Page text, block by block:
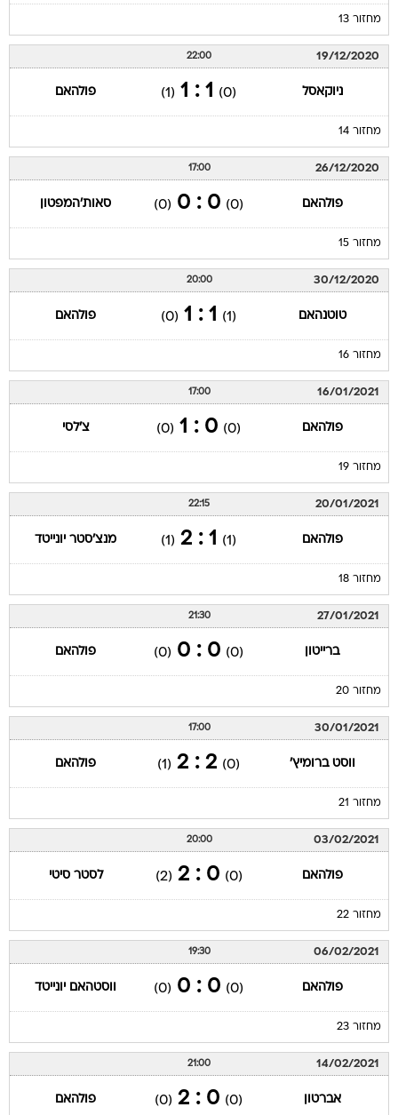
מחזור 13
19/12/2020
22:00
ניוקאסל (0)
1 : 1
(1) פולהאם
מחזור 14
26/12/2020
17:00
פולהאם (0)
0 : 0
(0) סאות'המפטון
מחזור 15
30/12/2020
20:00
טוטנהאם (1)
1 : 1
(0) פולהאם
מחזור 16
16/01/2021
17:00
פולהאם (0)
0 : 1
(0) צ'לסי
מחזור 19
20/01/2021
22:15
פולהאם (1)
1 : 2
(1) מנצ'סטר יונייטד
מחזור 18
27/01/2021
21:30
ברייטון (0)
0 : 0
(0) פולהאם
מחזור 20
30/01/2021
17:00
ווסט ברומיץ' (0)
2 : 2
(1) פולהאם
מחזור 21
03/02/2021
20:00
פולהאם (0)
0 : 2
(2) לסטר סיטי
מחזור 22
06/02/2021
19:30
פולהאם (0)
0 : 0
(0) ווסטהאם יונייטד
מחזור 23
14/02/2021
21:00
אברטון (0)
0 : 2
(0) פולהאם